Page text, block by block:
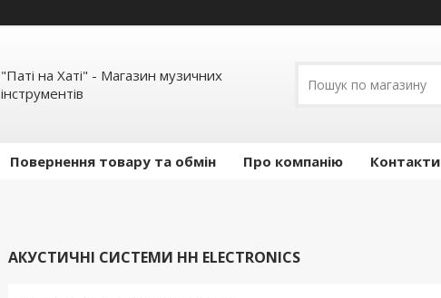
"Паті на Хаті" - Магазин музичних
інструментів
Повернення товару та обмін Про компанію Контакти
АКУСТИЧНІ СИСТЕМИ HH ELECTRONICS